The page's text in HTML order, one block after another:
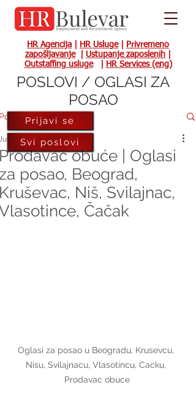
HR Agencija HR Usluge|
Privremeno
zapošljavanje| Ustupanje zaposlenih
Outstaffing usluge| HR Services (eng)
obuće | Oglasi
posao, Beograd,
Niš, Svilajnac,
Čačak
28, 2021
Oglasi za posao u Beogradu, Krusevcu,
Nisu, Svilajnacu, Vlasotincu, Cacku,
Prodavac obuce
Prijavi se
Svi poslovi
POSLOVI / OGLASI ZA
POSAO